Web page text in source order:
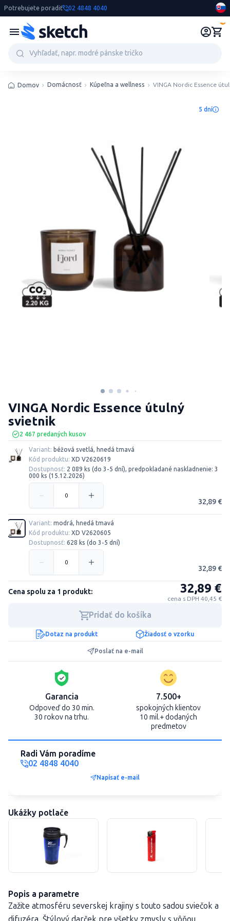
Potrebujete poradiť 02 4848 4040
Domov Domácnosť Kúpeľna a wellness VINGA Nordic Essence
5 dní
2 467 predaných kusov
VINGA Nordic Essence útulný
svietnik
Variant: béžová svetlá, hnedá tmavá
Kód produktu: XD V2620619
Dostupnosť: 2 089 ks (do 3-5 dní), predpokladané naskladnenie: 3
000 ks (15.12.2026)
32,89 €
Variant: modrá, hnedá tmavá
Kód produktu: XD V2620605
Dostupnosť: 628 ks (do 3-5 dní)
32,89 €
Cena spolu za 1 produkt: 32,89 €
cena s DPH 40,45 €
Pridať do košíka
Dotaz na produkt Žiadosť o vzorku
Poslať na e-mail
Garancia
Odpoveď do 30 min.
30 rokov na trhu.
7.500+
spokojných klientov
10 mil.+ dodaných
predmetov
Radi Vám poradíme
02 4848 4040
Napísať e-mail
Ukážky potlače
Popis a parametre
Zažite atmosféru severskej krajiny s touto sadou sviečok a